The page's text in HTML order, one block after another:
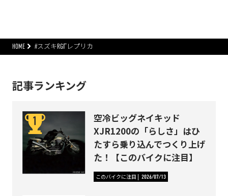
HOME #スズキRGΓレプリカ
記事ランキング
空冷ビッグネイキッド
XJR1200の「らしさ」はひ
たすら乗り込んでつくり上げ
た！【このバイクに注目】
このバイクに注目 2026/07/13